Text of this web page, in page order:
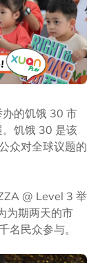
的饥饿 30 市
饥饿 30 是该
众对全球议题的
@ Level 3 举
为期两天的市
名民众参与。